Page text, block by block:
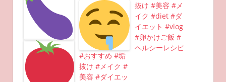
#おすすめ #垢
抜け #メイク #
美容 #ダイエッ
抜け #美容 #メ
イク #diet #ダ
イエット #vlog
#卵かけご飯 #
ヘルシーレシピ